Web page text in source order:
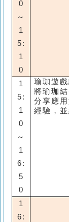
0
～
1
5:
1
0
1
5:
1
0
～
1
6:
5
0
瑜珈遊
將瑜珈
分享應
經驗，
1
6: